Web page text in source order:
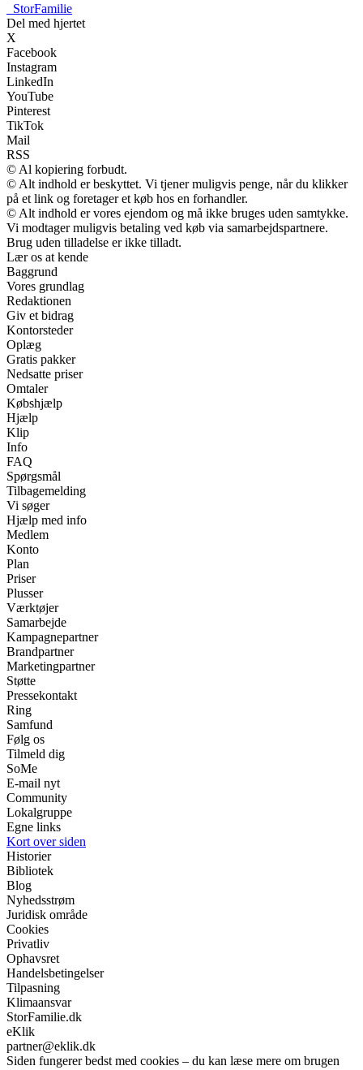
StorFamilie
Del med hjertet
X
Facebook
Instagram
LinkedIn
YouTube
Pinterest
TikTok
Mail
RSS
© Al kopiering forbudt.
© Alt indhold er beskyttet. Vi tjener muligvis penge, når du klikker
på et link og foretager et køb hos en forhandler.
© Alt indhold er vores ejendom og må ikke bruges uden samtykke.
Vi modtager muligvis betaling ved køb via samarbejdspartnere.
Brug uden tilladelse er ikke tilladt.
Lær os at kende
Baggrund
Vores grundlag
Redaktionen
Giv et bidrag
Kontorsteder
Oplæg
Gratis pakker
Nedsatte priser
Omtaler
Købshjælp
Hjælp
Klip
Info
FAQ
Spørgsmål
Tilbagemelding
Vi søger
Hjælp med info
Medlem
Konto
Plan
Priser
Plusser
Værktøjer
Samarbejde
Kampagnepartner
Brandpartner
Marketingpartner
Støtte
Pressekontakt
Ring
Samfund
Følg os
Tilmeld dig
SoMe
E-mail nyt
Community
Lokalgruppe
Egne links
Kort over siden
Historier
Bibliotek
Blog
Nyhedsstrøm
Juridisk område
Cookies
Privatliv
Ophavsret
Handelsbetingelser
Tilpasning
Klimaansvar
StorFamilie.dk
eKlik
partner@eklik.dk
Siden fungerer bedst med cookies – du kan læse mere om brugen